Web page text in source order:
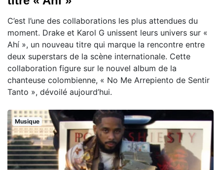
C’est l’une des collaborations les plus attendues du
moment. Drake et Karol G unissent leurs univers sur «
Ahí », un nouveau titre qui marque la rencontre entre
deux superstars de la scène internationale. Cette
collaboration figure sur le nouvel album de la
chanteuse colombienne, « No Me Arrepiento de Sentir
Tanto », dévoilé aujourd’hui.
Musique